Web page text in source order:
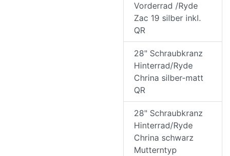
Vorderrad /Ryde
Zac 19 silber inkl.
QR
28" Schraubkranz
Hinterrad/Ryde
Chrina silber-matt
QR
28" Schraubkranz
Hinterrad/Ryde
Chrina schwarz
Mutterntyp